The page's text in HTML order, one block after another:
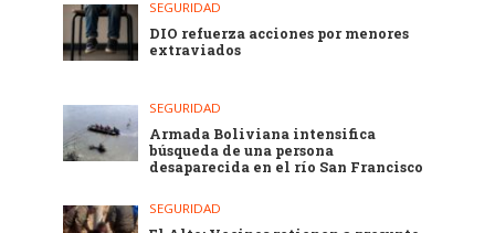
SEGURIDAD
DIO refuerza acciones por menores
extraviados
SEGURIDAD
Armada Boliviana intensifica
búsqueda de una persona
desaparecida en el río San Francisco
SEGURIDAD